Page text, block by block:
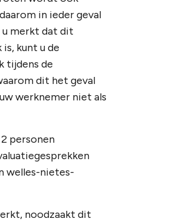
in ieder geval
u merkt dat dit
kunt u de
tijdens de
dit het geval
werknemer niet als
personen
welles-nietes-
noodzaakt dit